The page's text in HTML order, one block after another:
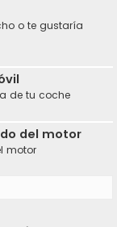
o te gustaría
de tu coche
del motor
motor